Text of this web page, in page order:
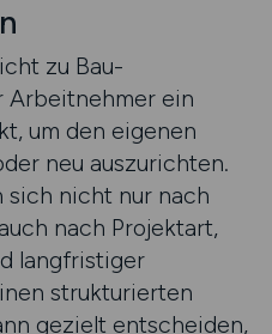
zu Bau-
Arbeitnehmer ein
um den eigenen
neu auszurichten.
sich nicht nur nach
nach Projektart,
langfristiger
strukturierten
gezielt entscheiden,